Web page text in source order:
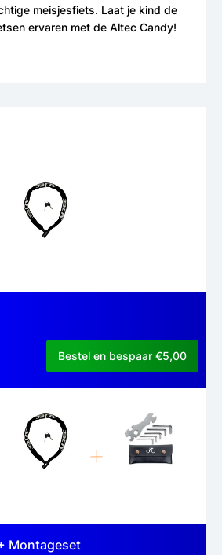
Bestel en bespaar €5,00
Montageset
meisjesfiets. Laat je kind de
ervaren met de Altec Candy!